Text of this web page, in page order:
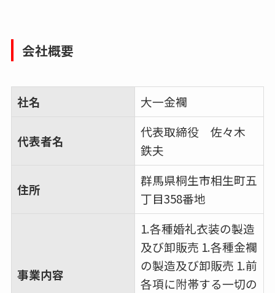
会社概要
社名 大一金襴
代表者名
代表取締役 佐々木
鉄夫
住所
群馬県桐生市相生町五
丁目358番地
事業内容
1.各種婚礼衣装の製造
及び卸販売 1.各種金襴
の製造及び卸販売 1.前
各項に附帯する一切の